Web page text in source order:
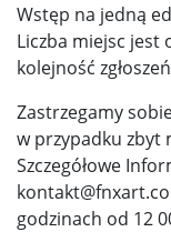
Wstęp na jedną
Liczba miejsc jest
kolejność
Zastrzegamy
w przypadku zbyt
Szczegółowe
godzinach od 12